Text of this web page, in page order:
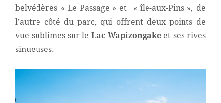
belvédères « Le Passage » et « île-aux-Pins », de
l’autre côté du parc, qui offrent deux points de
vue sublimes sur le Lac Wapizongakeet ses rives
sinueuses.